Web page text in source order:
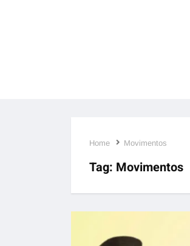
Home Movimentos
Tag: Movimentos